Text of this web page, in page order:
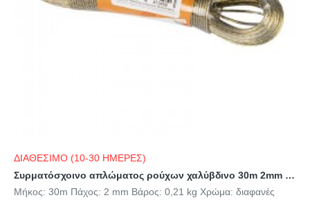
ΔΙΑΘΕΣΙΜΟ (10-30 ΗΜΕΡΕΣ)
Συρματόσχοινο απλώματος ρούχων χαλύβδινο 30m 2mm BLOW
Μήκος: 30m Πάχος: 2 mm Βάρος: 0,21 kg Χρώμα: διαφανές